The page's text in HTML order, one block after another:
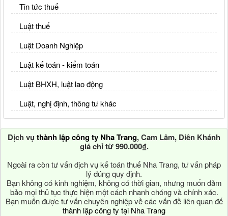
Tin tức thuế
Luật thuế
Luật Doanh Nghiệp
Luật kế toán - kiểm toán
Luật BHXH, luật lao động
Luật, nghị định, thông tư khác
Dịch vụ thành lập công ty Nha Trang, Cam Lâm, Diên Khánh
giá chỉ từ 990.000₫.
Ngoài ra còn tư vấn dịch vụ kế toán thuế Nha Trang, tư vấn pháp
lý đúng quy định.
Bạn không có kinh nghiệm, không có thời gian, nhưng muốn đảm
bảo mọi thủ tục thực hiện một cách nhanh chóng và chính xác.
Bạn muốn được tư vấn chuyên nghiệp về các vấn đề liên quan đế
thành lập công ty tại Nha Trang